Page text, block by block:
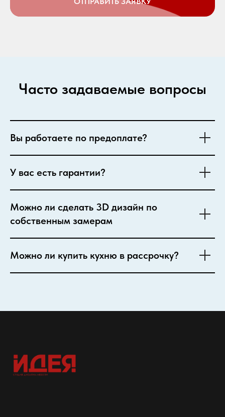
Часто задаваемые вопросы
Вы работаете по предоплате?
У вас есть гарантии?
Можно ли сделать 3D дизайн по
собственным замерам
Можно ли купить кухню в рассрочку?